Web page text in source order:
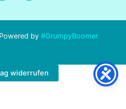
by #GrumpyBoomer
widerrufen